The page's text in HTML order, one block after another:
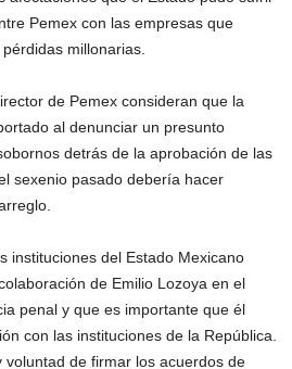
Pemex con las empresas que
millonarias.
de Pemex consideran que la
al denunciar un presunto
detrás de la aprobación de las
sexenio pasado debería hacer
instituciones del Estado Mexicano
de Emilio Lozoya en el
penal y que es importante que él
con las instituciones de la República.
voluntad de firmar los acuerdos de